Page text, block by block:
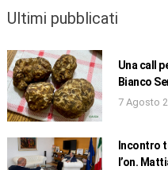
Ultimi pubblicati
Una call
Bianco
7 Agosto
Incontro
l’on.